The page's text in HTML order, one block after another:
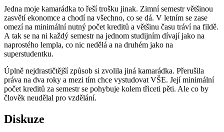
Jedna moje kamarádka to řeší trošku jinak. Zimní semestr většinou
zasvětí ekonomce a chodí na všechno, co se dá. V letním se zase
omezí na minimální nutný počet kreditů a většinu času tráví na fildě.
A tak se na ni každý semestr na jednom studijním dívají jako na
naprostého lempla, co nic nedělá a na druhém jako na
superstudentku.
Úplně nejdrastičtější způsob si zvolila jiná kamarádka. Přerušila
práva na dva roky a mezi tím chce vystudovat VŠE. Její minimální
počet kreditů za semestr se pohybuje kolem třiceti pěti. Ale co by
člověk neudělal pro vzdělání.
Diskuze